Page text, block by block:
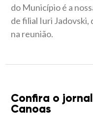
do Município é a
de filial Iuri Jadovski,
na reunião.
Confira o
Canoas